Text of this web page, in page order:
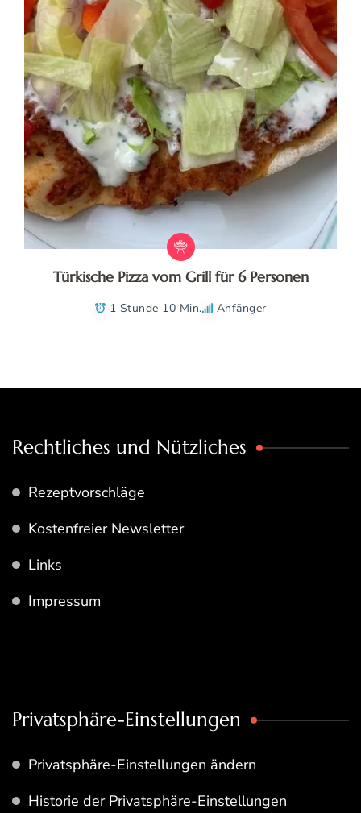
Türkische Pizza vom Grill für 6 Personen
1 Stunde 10 Min. Anfänger
Rechtliches und Nützliches
Rezeptvorschläge
Kostenfreier Newsletter
Links
Impressum
Privatsphäre-Einstellungen
Privatsphäre-Einstellungen ändern
Historie der Privatsphäre-Einstellungen